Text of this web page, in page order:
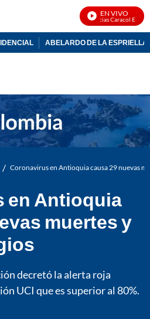
EN VIVO
Noticias Caracol En Vivo
ABELARDO DE LA ESPRIELLA
/ Coronavirus en Antioquia causa 29 nuevas
en Antioquia
muertes y
decretó la alerta roja
UCI que es superior al 80%.